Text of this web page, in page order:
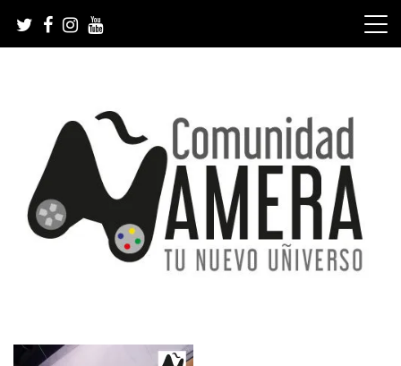
content
Comunidad Ñamera